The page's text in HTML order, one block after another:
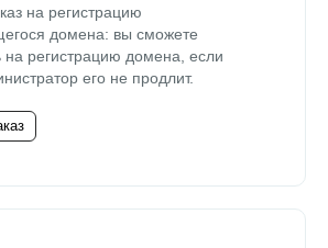
на регистрацию
домена: вы сможете
на регистрацию домена, если
его не продлит.